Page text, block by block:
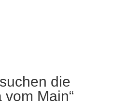
die
vom Main“